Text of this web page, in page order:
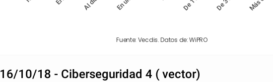
Fuente: Vecdis. Datos de: WiPRO
16/10/18 - Ciberseguridad 4 ( vector)